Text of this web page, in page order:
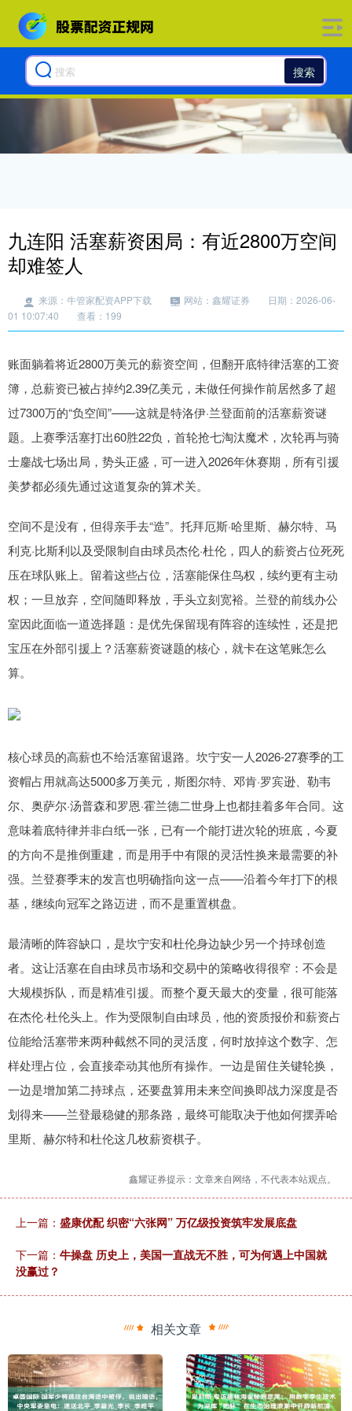
搜索
九连阳 活塞薪资困局：有近2800万空间
却难签人
来源：牛管家配资APP下载 网站：鑫耀证券
日期：2026-06-
01 10:07:40
查看：199
账面躺着将近2800万美元的薪资空间，但翻开底特律活塞的工资
簿，总薪资已被占掉约2.39亿美元，未做任何操作前居然多了超
过7300万的“负空间”——这就是特洛伊·兰登面前的活塞薪资谜
题。上赛季活塞打出60胜22负，首轮抢七淘汰魔术，次轮再与骑
士鏖战七场出局，势头正盛，可一进入2026年休赛期，所有引援
美梦都必须先通过这道复杂的算术关。
空间不是没有，但得亲手去“造”。托拜厄斯·哈里斯、赫尔特、马
利克·比斯利以及受限制自由球员杰伦·杜伦，四人的薪资占位死死
压在球队账上。留着这些占位，活塞能保住鸟权，续约更有主动
权；一旦放弃，空间随即释放，手头立刻宽裕。兰登的前线办公
室因此面临一道选择题：是优先保留现有阵容的连续性，还是把
宝压在外部引援上？活塞薪资谜题的核心，就卡在这笔账怎么
算。
核心球员的高薪也不给活塞留退路。坎宁安一人2026-27赛季的工
资帽占用就高达5000多万美元，斯图尔特、邓肯·罗宾逊、勒韦
尔、奥萨尔·汤普森和罗恩·霍兰德二世身上也都挂着多年合同。这
意味着底特律并非白纸一张，已有一个能打进次轮的班底，今夏
的方向不是推倒重建，而是用手中有限的灵活性换来最需要的补
强。兰登赛季末的发言也明确指向这一点——沿着今年打下的根
基，继续向冠军之路迈进，而不是重置棋盘。
最清晰的阵容缺口，是坎宁安和杜伦身边缺少另一个持球创造
者。这让活塞在自由球员市场和交易中的策略收得很窄：不会是
大规模拆队，而是精准引援。而整个夏天最大的变量，很可能落
在杰伦·杜伦头上。作为受限制自由球员，他的资质报价和薪资占
位能给活塞带来两种截然不同的灵活度，何时放掉这个数字、怎
样处理占位，会直接牵动其他所有操作。一边是留住关键轮换，
一边是增加第二持球点，还要盘算用未来空间换即战力深度是否
划得来——兰登最稳健的那条路，最终可能取决于他如何摆弄哈
里斯、赫尔特和杜伦这几枚薪资棋子。
鑫耀证券提示：文章来自网络，不代表本站观点。
上一篇： 盛康优配 织密“六张网” 万亿级投资筑牢发展底盘
下一篇： 牛操盘 历史上，美国一直战无不胜，可为何遇上中国就
没赢过？
相关文章